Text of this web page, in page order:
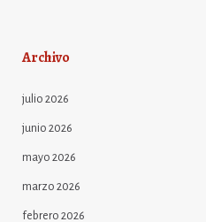
Archivo
julio 2026
junio 2026
mayo 2026
marzo 2026
febrero 2026